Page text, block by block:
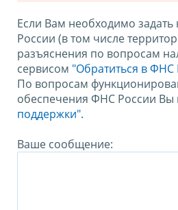
Если Вам необходимо
России (в том числе
разъяснения по вопросам
сервисом "Обратиться в ФНС
По вопросам
обеспечения ФНС России Вы
поддержки".
Ваше сообщение: